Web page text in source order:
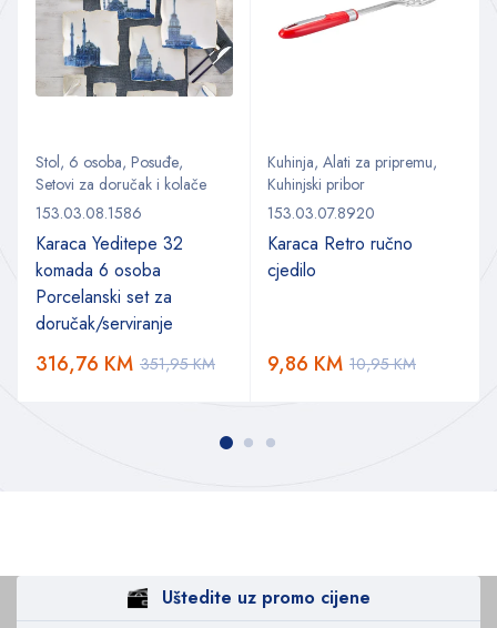
Stol, 6 osoba, Posuđe,
Setovi za doručak i kolače
153.03.08.1586
Karaca Yeditepe 32
komada 6 osoba
Porcelanski set za
doručak/serviranje
351,95KM
316,76 KM
Kuhinja, Alati za pripremu,
Kuhinjski pribor
153.03.07.8920
Karaca Retro ručno
cjedilo
10,95KM
9,86 KM
Uštedite uz promo cijene